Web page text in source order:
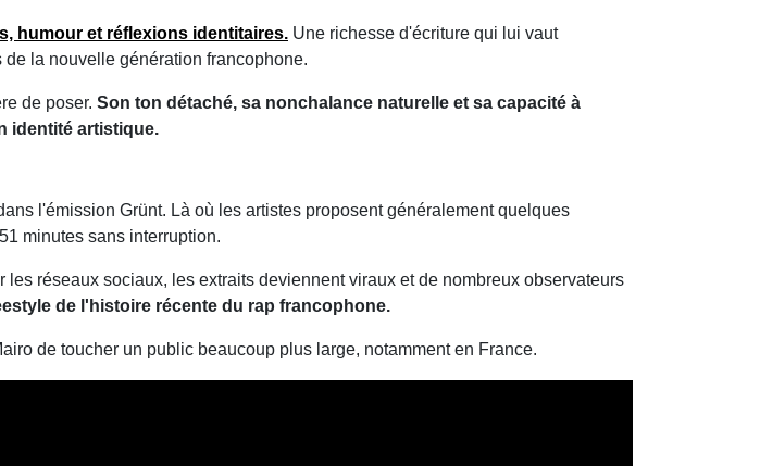
humour et réflexions identitaires. Une richesse d'écriture qui lui vaut
la nouvelle génération francophone.
de poser. Son ton détaché, sa nonchalance naturelle et sa capacité à
identité artistique.
l'émission Grünt. Là où les artistes proposent généralement quelques
minutes sans interruption.
réseaux sociaux, les extraits deviennent viraux et de nombreux observateurs
de l'histoire récente du rap francophone.
de toucher un public beaucoup plus large, notamment en France.